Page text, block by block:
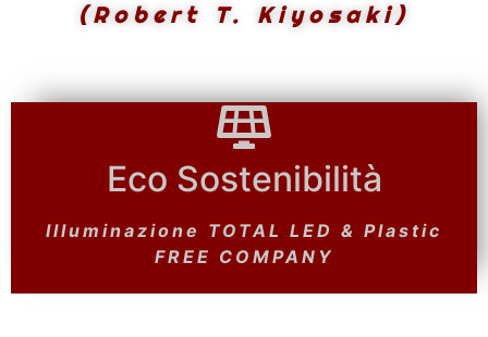
(Robert T. Kiyosaki)
Eco Sostenibilità
Illuminazione TOTAL LED & Plastic
FREE COMPANY
Eco Sostenibilità
Depurazione e Riciclo ACQUE
PIOVANE